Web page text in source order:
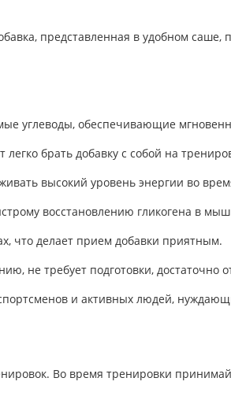
представленная в удобном
углеводы, обеспечивающие
брать добавку с собой на
высокий уровень энергии во
восстановлению гликогена в
что делает прием добавки приятным.
не требует подготовки, достаточно
и активных людей,
Во время тренировки